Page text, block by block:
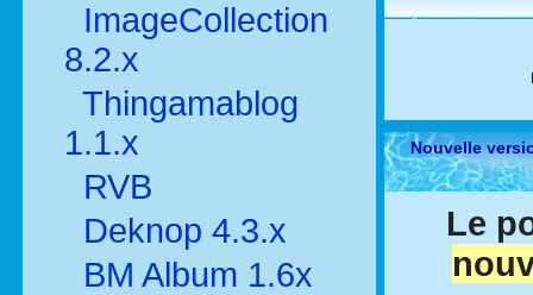
ImageCollection
8.2.x
Thingamablog
1.1.x
RVB
Deknop 4.3.x
BM Album 1.6x
Nouvelle
Le